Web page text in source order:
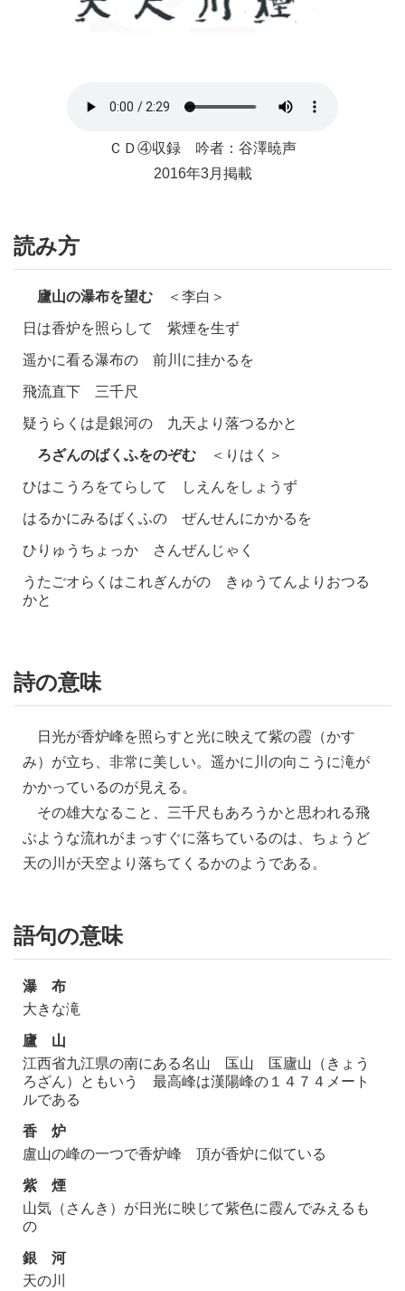
ＣＤ④収録 吟者：谷澤暁声
2016年3月掲載
読み方
廬山の瀑布を望む ＜李白＞
日は香炉を照らして 紫煙を生ず
遥かに看る瀑布の 前川に挂かるを
飛流直下 三千尺
疑うらくは是銀河の 九天より落つるかと
ろざんのばくふをのぞむ ＜りはく＞
ひはこうろをてらして しえんをしょうず
はるかにみるばくふの ぜんせんにかかるを
ひりゅうちょっか さんぜんじゃく
うたごオらくはこれぎんがの きゅうてんよりおつる
かと
詩の意味
日光が香炉峰を照らすと光に映えて紫の霞（かす
み）が立ち、非常に美しい。遥かに川の向こうに滝が
かかっているのが見える。
その雄大なること、三千尺もあろうかと思われる飛
ぶような流れがまっすぐに落ちているのは、ちょうど
天の川が天空より落ちてくるかのようである。
語句の意味
瀑 布
大きな滝
廬 山
江西省九江県の南にある名山 匤山 匤廬山（きょう
ろざん）ともいう 最高峰は漢陽峰の１４７４メート
ルである
香 炉
盧山の峰の一つで香炉峰 頂が香炉に似ている
紫 煙
山気（さんき）が日光に映じて紫色に霞んでみえるも
の
銀 河
天の川